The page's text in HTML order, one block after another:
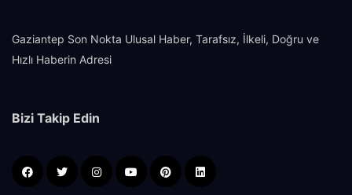
Gaziantep Son Nokta Ulusal Haber, Tarafsız, İlkeli, Doğru ve
Hızlı Haberin Adresi
Bizi Takip Edin